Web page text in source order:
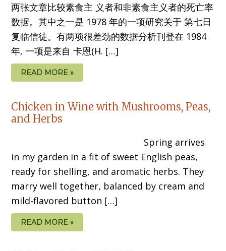
两张文章比较素食主 义者和非素食主义者的死亡率
数据。其中之一是 1978 年的一项研究关于 第七日
复临信徒。有两项很差劲的数据分析刊登在 1984
年, 一项是来自 卡恩(H. […]
READ MORE »
Chicken in Wine with Mushrooms, Peas,
and Herbs
Spring arrives
in my garden in a fit of sweet English peas,
ready for shelling, and aromatic herbs. They
marry well together, balanced by cream and
mild-flavored button […]
READ MORE »